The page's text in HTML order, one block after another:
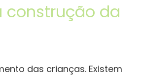
da
das crianças. Existem